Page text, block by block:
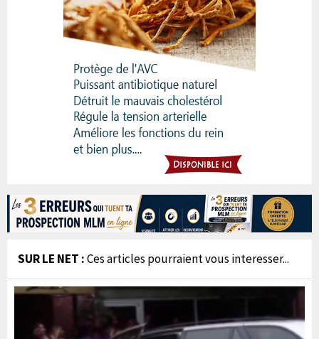
SUR LE NET :Ces articles pourraient vous interesser...